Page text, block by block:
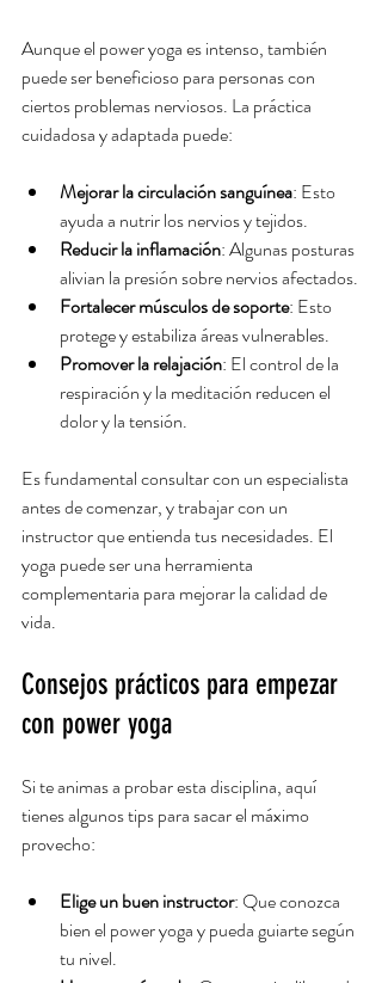
Aunque el power yoga es intenso, también
puede ser beneficioso para personas con
ciertos problemas nerviosos. La práctica
cuidadosa y adaptada puede:
Mejorar la circulación sanguínea: Esto
ayuda a nutrir los nervios y tejidos.
Reducir la inflamación: Algunas posturas
alivian la presión sobre nervios afectados.
Fortalecer músculos de soporte: Esto
protege y estabiliza áreas vulnerables.
Promover la relajación: El control de la
respiración y la meditación reducen el
dolor y la tensión.
Es fundamental consultar con un especialista
antes de comenzar, y trabajar con un
instructor que entienda tus necesidades. El
yoga puede ser una herramienta
complementaria para mejorar la calidad de
vida.
Consejos prácticos para empezar
con power yoga
Si te animas a probar esta disciplina, aquí
tienes algunos tips para sacar el máximo
provecho:
Elige un buen instructor: Que conozca
bien el power yoga y pueda guiarte según
tu nivel.